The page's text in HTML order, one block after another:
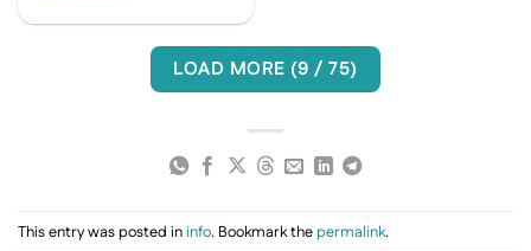
LOAD MORE (9 / 75)
This entry was posted ininfo. Bookmark thepermalink.